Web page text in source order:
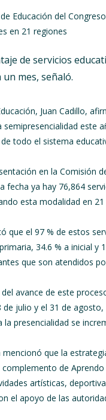
Educación del
en 21 regiones
de servicios
un mes, señaló.
Juan Cadillo,
semipresencialidad este
todo el sistema
en la Comisión
fecha ya hay 76,864
esta modalidad en 21
que el 97 % de estos
34.6 % a inicial y
que son atendidos
avance de este
de julio y el 31 de
la presencialidad se
que la
de
artísticas,
el apoyo de las